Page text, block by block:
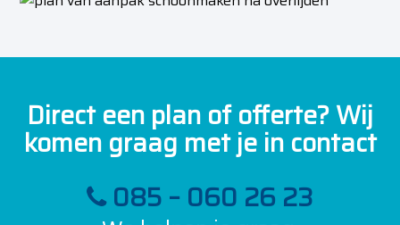
Direct een plan of offerte? Wij
komen graag met je in contact
085 – 060 26 23